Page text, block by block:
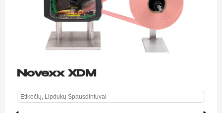
Novexx XDM
Etikečių, Lipdukų Spausdintuvai